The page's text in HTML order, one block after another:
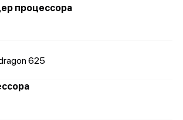
процессора
625